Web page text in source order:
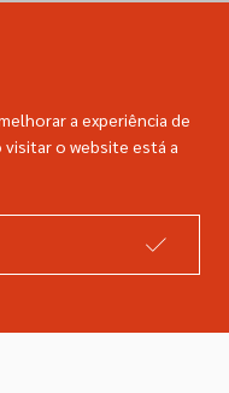
a experiência de
o website está a